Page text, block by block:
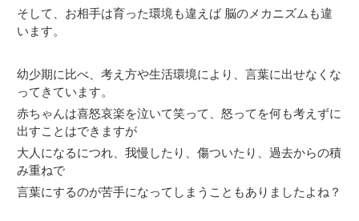
そして、お相手は育った環境も違えば 脳のメカニズムも違
います。
幼少期に比べ、考え方や生活環境により、言葉に出せなくな
ってきています。
赤ちゃんは喜怒哀楽を泣いて笑って、怒ってを何も考えずに
出すことはできますが
大人になるにつれ、我慢したり、傷ついたり、過去からの積
み重ねで
言葉にするのが苦手になってしまうこともありましたよね？